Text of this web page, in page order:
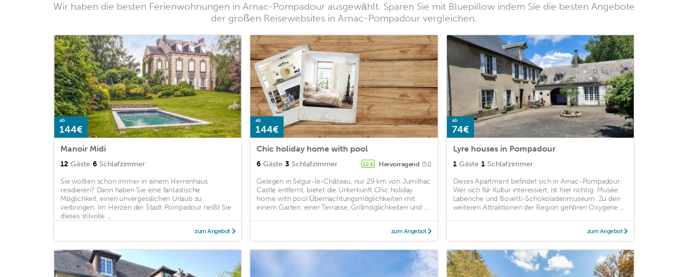
Wir haben die besten Ferienwohnungen in Arnac-Pompadour ausgewählt. Sparen Sie mit Bluepillow indem Sie die besten Angebote
der großen Reisewebsites in Arnac-Pompadour vergleichen.
ab
144€
Manoir Midi
12 Gäste 6 Schlafzimmer
Sie wollten schon immer in einem Herrenhaus
residieren? Dann haben Sie eine fantastische
Möglichkeit, einen unvergesslichen Urlaub zu
verbringen. Im Herzen der Stadt Pompadour heißt Sie
dieses stilvolle ...
zum Angebot
ab
144€
Chic holiday home with pool
6 Gäste 3 Schlafzimmer 12,6 Hervorragend (51)
Gelegen in Ségur-le-Château, nur 29 km von Jumilhac
Castle entfernt, bietet die Unterkunft Chic holiday
home with pool Übernachtungsmöglichkeiten mit
einem Garten, einer Terrasse, Grillmöglichkeiten und ...
zum Angebot
ab
74€
Lyre houses in Pompadour
1 Gäste 1 Schlafzimmer
Dieses Apartment befindet sich in Arnac-Pompadour.
Wer sich für Kultur interessiert, ist hier richtig: Musée
Labenche und Bovetti-Schokoladenmuseum. Zu den
weiteren Attraktionen der Region gehören Oxygene ...
zum Angebot